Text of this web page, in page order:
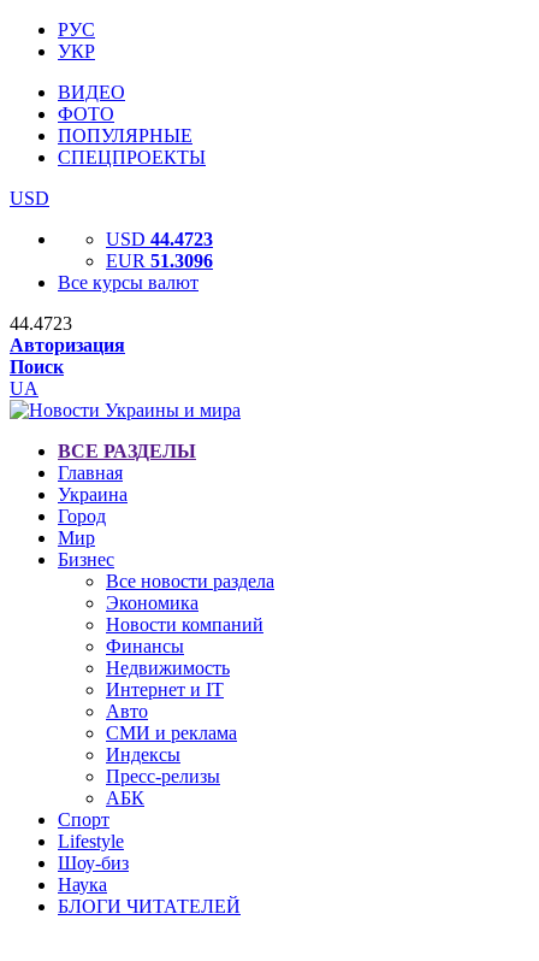
РУС
УКР
ВИДЕО
ФОТО
ПОПУЛЯРНЫЕ
СПЕЦПРОЕКТЫ
USD
USD 44.4723
EUR 51.3096
Все курсы валют
44.4723
Авторизация
Поиск
UA
ВСЕ РАЗДЕЛЫ
Главная
Украина
Город
Мир
Бизнес
Все новости раздела
Экономика
Новости компаний
Финансы
Недвижимость
Интернет и IT
Авто
СМИ и реклама
Индексы
Пресс-релизы
АБК
Спорт
Lifestyle
Шоу-биз
Наука
БЛОГИ ЧИТАТЕЛЕЙ